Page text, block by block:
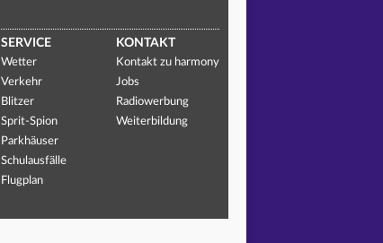
SERVICE
Wetter
Verkehr
Blitzer
Sprit-Spion
Parkhäuser
Schulausfälle
Flugplan
KONTAKT
Kontakt zu harmony
Jobs
Radiowerbung
Weiterbildung